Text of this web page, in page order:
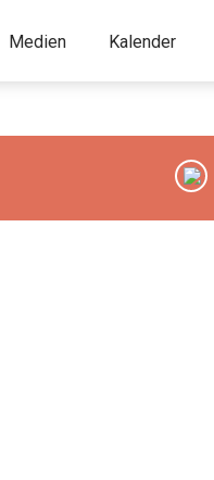
Medien Kalender